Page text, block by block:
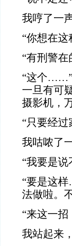
我哼了一
“你想在
“有刑警
“这个……”
一旦有可
摄影机，
“只要经
我咕哝了
“我要是说
“要是这
法做啦。
“来这一招
我站起来